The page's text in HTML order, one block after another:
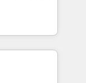
HubSpotアワ
/
led
apps,